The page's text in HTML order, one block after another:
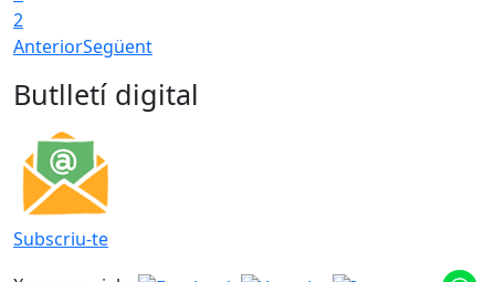
2
AnteriorSegüent
Butlletí digital
Subscriu-te